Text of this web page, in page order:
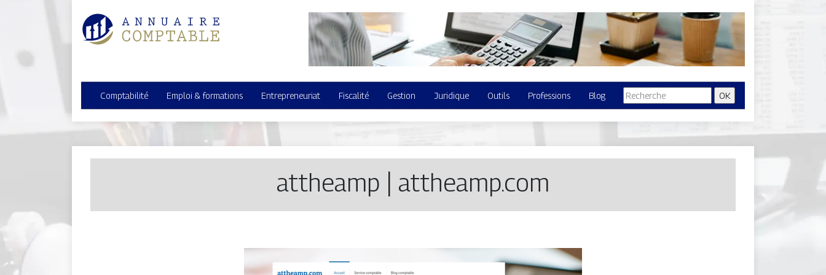
Comptabilité Emploi & formations Entrepreneuriat Fiscalité Gestion Juridique Outils Professions Blog
attheamp | attheamp.com